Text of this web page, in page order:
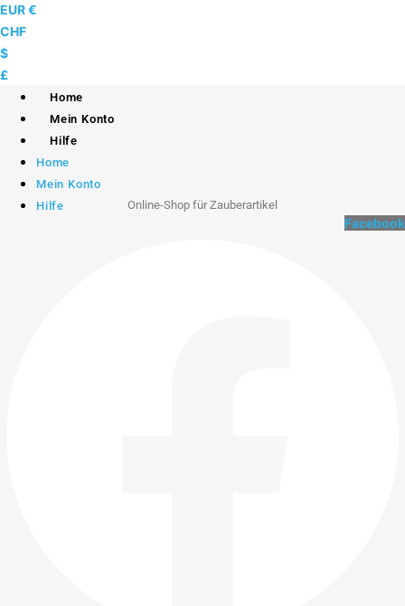
Skip
to
content
EUR €
CHF
$
£
Home
Mein Konto
Hilfe
Home
Mein Konto
Hilfe
Online-Shop für Zauberartikel
Facebook